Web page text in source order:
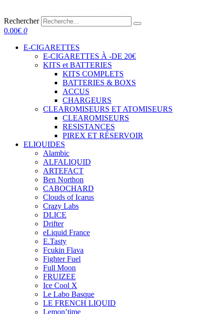
Rechercher
0.00€ 0
E-CIGARETTES
E-CIGARETTES À -DE 20€
KITS et BATTERIES
KITS COMPLETS
BATTERIES & BOXS
ACCUS
CHARGEURS
CLEAROMISEURS ET ATOMISEURS
CLEAROMISEURS
RESISTANCES
PIREX ET RÉSERVOIR
ELIQUIDES
Alambic
ALFALIQUID
ARTEFACT
Ben Northon
CABOCHARD
Clouds of Icarus
Crazy Labs
DLICE
Drifter
eLiquid France
E.Tasty
Fcukin Flava
Fighter Fuel
Full Moon
FRUIZEE
Ice Cool X
Le Labo Basque
LE FRENCH LIQUID
Lemon’time